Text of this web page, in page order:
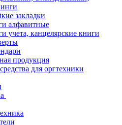
закладки
алфавитные
учета, канцелярские книги
продукция
для оргтехники